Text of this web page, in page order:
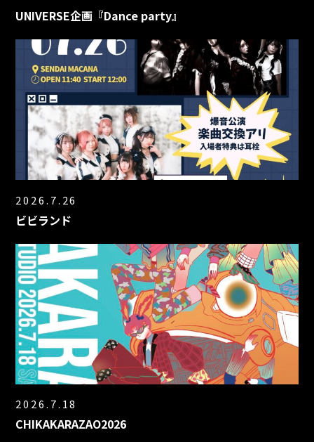
UNIVERSE企画『Dance party』
2026.7.26
ビビランド
2026.7.18
CHIKAKARAZAO2026